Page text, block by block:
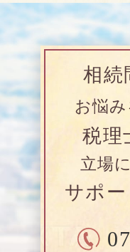
相続
お悩み
税理
立場
サポー